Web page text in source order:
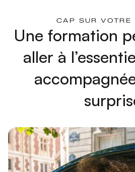
Me notifier
Me notifier
CAP SUR VOTRE
Une formation
aller à